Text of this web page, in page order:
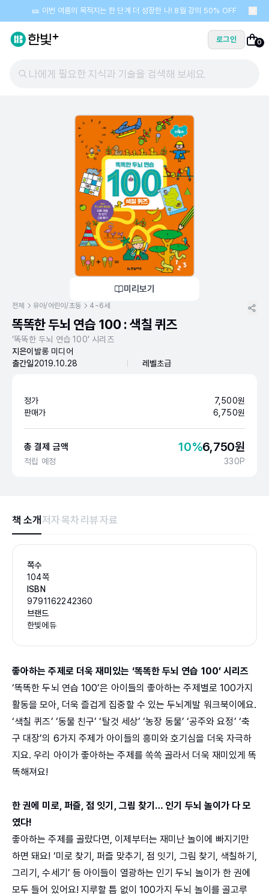
🎫 이번 여름의 목적지는 한 단계 더 성장한 나! 8월 강의 50% OFF
로그인 0
나에게 필요한 지식과 기술을 검색해 보세요.
미리보기
전체 유아/어린이/초등 4~6세
똑똑한 두뇌 연습 100 : 색칠 퀴즈
‘똑똑한 두뇌 연습 100’ 시리즈
지은이 발롱 미디어
출간일2019.10.28 레벨초급
정가 7,500원
판매가
6,750원
총 결제 금액 10%6,750원
적립 예정 330P
책 소개 저자목차 리뷰 자료
쪽수
104쪽
ISBN
9791162242360
브랜드
한빛에듀
좋아하는 주제로 더욱 재미있는 ‘똑똑한 두뇌 연습 100’ 시리즈
‘똑똑한 두뇌 연습 100’은 아이들의 좋아하는 주제별로 100가지
활동을 모아, 더욱 즐겁게 집중할 수 있는 두뇌계발 워크북이에요.
‘색칠 퀴즈’ ‘동물 친구’ ‘탈것 세상’ ‘농장 동물’ ‘공주와 요정’ ‘축
구 대장’의 6가지 주제가 아이들의 흥미와 호기심을 더욱 자극하
지요. 우리 아이가 좋아하는 주제를 쏙쏙 골라서 더욱 재미있게 똑
똑해져요!
한 권에 미로, 퍼즐, 점 잇기, 그림 찾기… 인기 두뇌 놀이가 다 모
였다!
좋아하는 주제를 골랐다면, 이제부터는 재미난 놀이에 빠지기만
하면 돼요! ‘미로 찾기, 퍼즐 맞추기, 점 잇기, 그림 찾기, 색칠하기,
그리기, 수세기’ 등 아이들이 열광하는 인기 두뇌 놀이가 한 권에
모두 들어 있어요! 지루할 틈 없이 100가지 두뇌 놀이를 골고루